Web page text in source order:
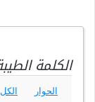
الكلمة
الحوار الكل